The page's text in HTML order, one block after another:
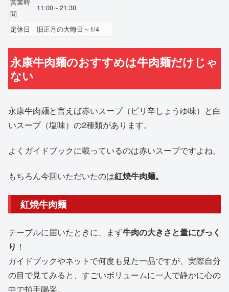
間
11:00～21:30
定休日 旧正月の大晦日～1/4
永康牛肉麺のおすすめは牛肉麺だけじゃ
ない
永康牛肉麺と言えば赤いスープ（ピリ辛しょうゆ味）と白
いスープ（塩味）の2種類があります。
よくガイドブックに載っているのは赤いスープですよね。
もちろん今回いただいたのは紅焼牛肉麺。
紅焼牛肉麺
テーブルに届いたときに、まず牛肉の大きさと量にびっく
り ！
ガイドブックやネットで何度も見た一品ですが、実際自分
の目で見てみると、すごいボリュームに一人で静かに心の
中で拍手喝采。